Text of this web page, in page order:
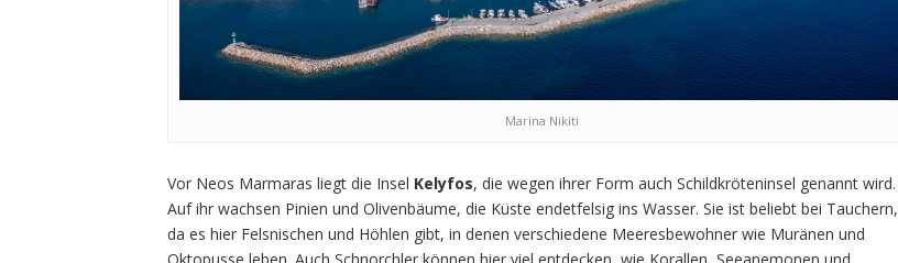
Marina Nikiti
Vor Neos Marmaras liegt die Insel Kelyfos, die wegen ihrer Form auch Schildkröteninsel genannt wird.
Auf ihr wachsen Pinien und Olivenbäume, die Küste endetfelsig ins Wasser. Sie ist beliebt bei Tauchern,
da es hier Felsnischen und Höhlen gibt, in denen verschiedene Meeresbewohner wie Muränen und